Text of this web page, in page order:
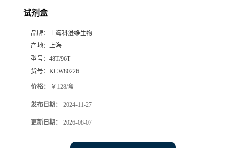
试剂盒
品牌：
上海科澄维生物
产地：
上海
型号： 48T/96T
货号： KCW80226
价格： ￥128/盒
发布日期： 2024-11-27
更新日期： 2026-08-07